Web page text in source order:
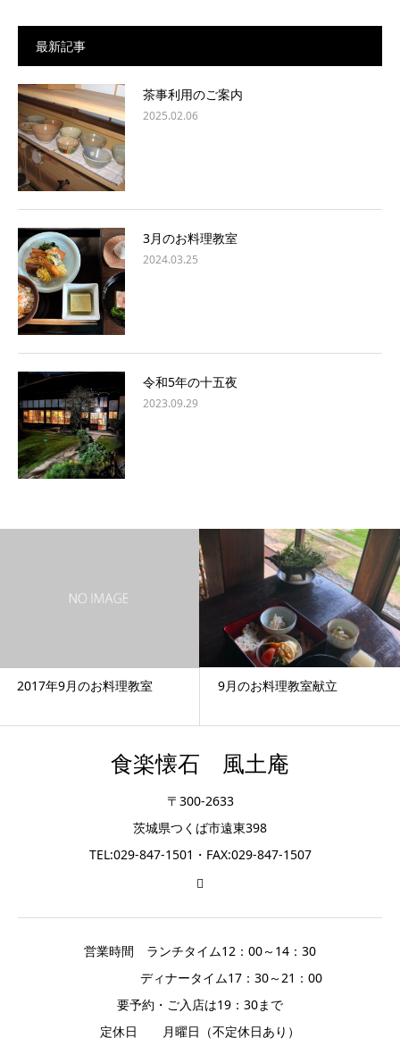
最新記事
茶事利用のご案内
2025.02.06
3月のお料理教室
2024.03.25
令和5年の十五夜
2023.09.29
2017年9月のお料理教室 9月のお料理教室献立
食楽懐石 風土庵
〒300-2633
茨城県つくば市遠東398
TEL:029-847-1501・FAX:029-847-1507
営業時間 ランチタイム12：00～14：30
ディナータイム17：30～21：00
要予約・ご入店は19：30まで
定休日 月曜日（不定休日あり）